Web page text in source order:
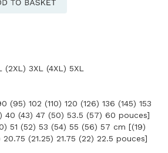
(2XL) 3XL (4XL) 5XL
(95) 102 (110) 120 (126) 136 (145) 153
40 (43) 47 (50) 53.5 (57) 60 pouces]
51 (52) 53 (54) 55 (56) 57 cm [(19)
(21.25) 21.75 (22) 22.5 pouces]